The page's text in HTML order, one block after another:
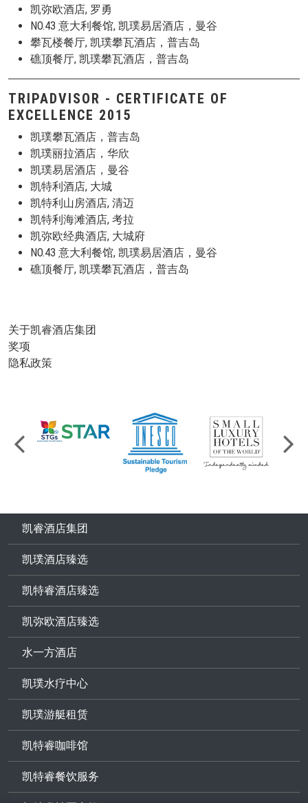
凯弥欧酒店, 罗勇
NO.43 意大利餐馆, 凯璞易居酒店，曼谷
攀瓦楼餐厅, 凯璞攀瓦酒店，普吉岛
礁顶餐厅, 凯璞攀瓦酒店，普吉岛
TRIPADVISOR - CERTIFICATE OF
EXCELLENCE 2015
凯璞攀瓦酒店，普吉岛
凯璞丽拉酒店，华欣
凯璞易居酒店，曼谷
凯特利酒店, 大城
凯特利山房酒店, 清迈
凯特利海滩酒店, 考拉
凯弥欧经典酒店, 大城府
NO.43 意大利餐馆, 凯璞易居酒店，曼谷
礁顶餐厅, 凯璞攀瓦酒店，普吉岛
关于凯睿酒店集团
奖项
隐私政策
凯睿酒店集团
凯璞酒店臻选
凯特睿酒店臻选
凯弥欧酒店臻选
水一方酒店
凯璞水疗中心
凯璞游艇租赁
凯特睿咖啡馆
凯特睿餐饮服务